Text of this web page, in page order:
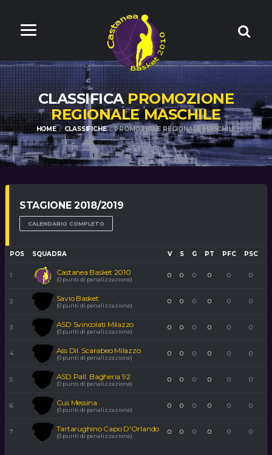
CLASSIFICAPROMOZIONE
REGIONALE MASCHILE
HOME CLASSIFICHE PROMOZIONE REGIONALE MASCHILE
STAGIONE 2018/2019
CALENDARIO COMPLETO
POS SQUADRA V S G PT PFC PSC
1 Castanea Basket 2010
(0 punti di penalizzazione)
0 0 0 0 0 0
2 Savio Basket
(0 punti di penalizzazione)
0 0 0 0 0 0
3 ASD Svincolati Milazzo
(0 punti di penalizzazione)
0 0 0 0 0 0
4 Ass Dil. Scarabeo Milazzo
(0 punti di penalizzazione)
0 0 0 0 0 0
5 ASD Pall. Bagheria 92
(0 punti di penalizzazione)
0 0 0 0 0 0
6 Cus Messina
(0 punti di penalizzazione)
0 0 0 0 0 0
7 Tartarughino Capo D'Orlando
(0 punti di penalizzazione)
0 0 0 0 0 0